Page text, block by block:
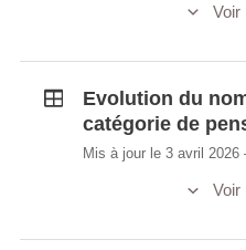
Voir
Evolution du
catégorie de
Mis à jour le 3 avril 2026
Voir